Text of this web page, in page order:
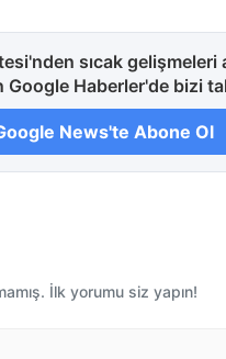
sıcak gelişmeleri
Google Haberler'de bizi
News'te Abone Ol
İlk yorumu siz yapın!